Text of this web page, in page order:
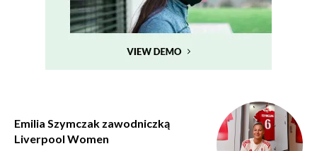
Emilia Szymczak zawodniczką
Liverpool Women